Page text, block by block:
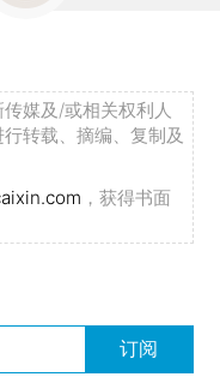
媒及/或相关权利人
转载、摘编、复制及
，获得书面
订阅